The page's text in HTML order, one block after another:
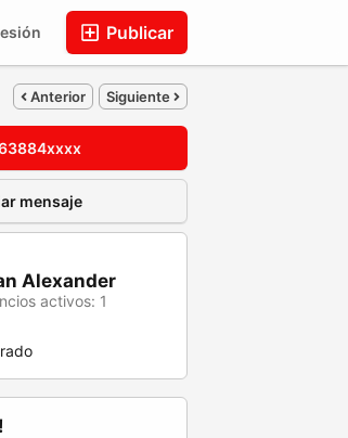
Publicar
Anterior Siguiente
mensaje
Alexander
activos: 1